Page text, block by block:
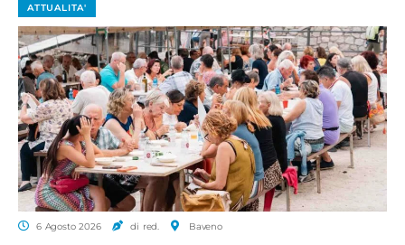
ATTUALITA'
6 Agosto 2026 di red. Baveno